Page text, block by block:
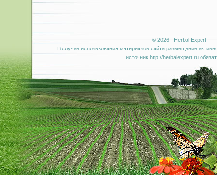
© 2026 - Herbal Expert
В случае использования материалов сайта размещение
источник http://herbalexpert.ru